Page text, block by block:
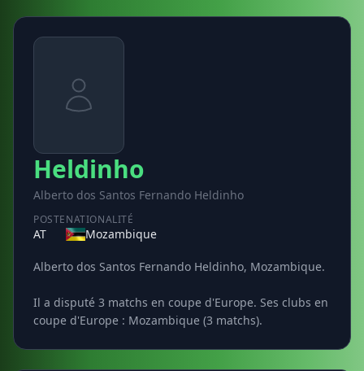
Heldinho
Alberto dos Santos Fernando Heldinho
POSTE
AT
NATIONALITÉ
Mozambique
Alberto dos Santos Fernando Heldinho, Mozambique.
Il a disputé 3 matchs en coupe d'Europe. Ses clubs en
coupe d'Europe : Mozambique (3 matchs).